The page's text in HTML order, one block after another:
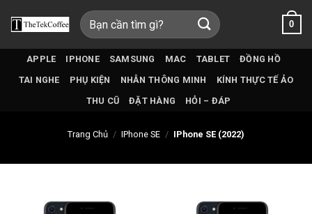
qua
Tìm
kiếm:
0
APPLE IPHONE SAMSUNG MAC TABLET
ĐỒNG HỒ
TAI NGHE
PHỤ KIỆN NHẪN THÔNG MINH
KÍNH THỰC TẾ ẢO
THU CŨ
ĐẶT HÀNG HỎI – ĐÁP
Trang Chủ / IPhone SE / IPhone SE (2022)